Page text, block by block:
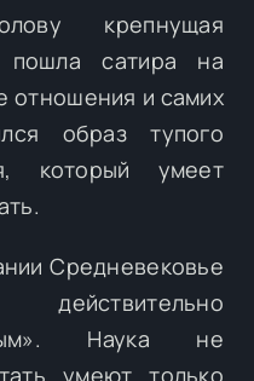
крепнущая
сатира на
отношения и самих
образ тупого
который умеет
Средневековье
Наука не
умеют только